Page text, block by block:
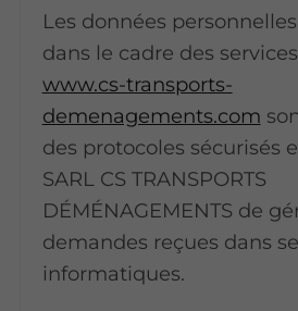
Les données
dans le cadre des
www.cs-transports-
demenagements.com
des protocoles sécurisés
SARL CS TRANSPORTS
DÉMÉNAGEMENTS de
demandes reçues dans
informatiques.